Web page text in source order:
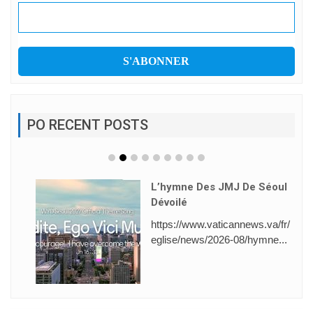
PO RECENT POSTS
L’hymne Des JMJ De Séoul
Dévoilé
https://www.vaticannews.va/fr/
eglise/news/2026-08/hymne...